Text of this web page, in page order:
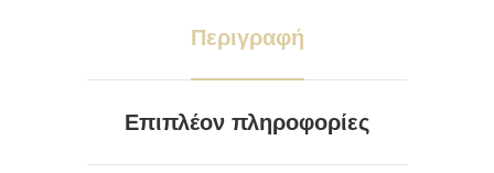
Περιγραφή
Επιπλέον πληροφορίες